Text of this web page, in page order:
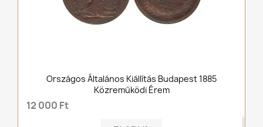
Országos Általános Kiállítás Budapest 1885
Közreműködi Érem
12 000 Ft